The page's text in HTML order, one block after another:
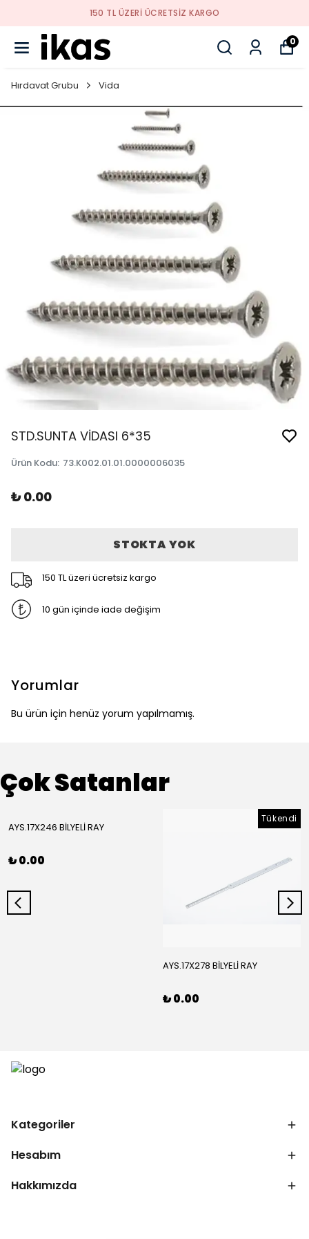
YENI SEZON ÜRÜNLER
0
Hırdavat Grubu Vida
STD.SUNTA VİDASI 6*35
Ürün Kodu: 73.K002.01.01.0000006035
₺ 0.00
STOKTA YOK
150 TL üzeri ücretsiz kargo
10 gün içinde iade değişim
Yorumlar
Bu ürün için henüz yorum yapılmamış.
Çok Satanlar
AYS.17X246 BİLYELİ RAY
₺ 0.00
Tükendi
AYS.17X278 BİLYELİ RAY
₺ 0.00
Kategoriler
Hesabım
Hakkımızda